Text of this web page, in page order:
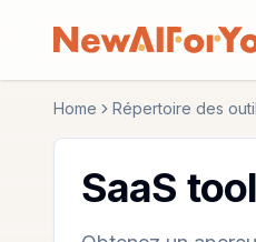
Home Répertoire des
SaaS